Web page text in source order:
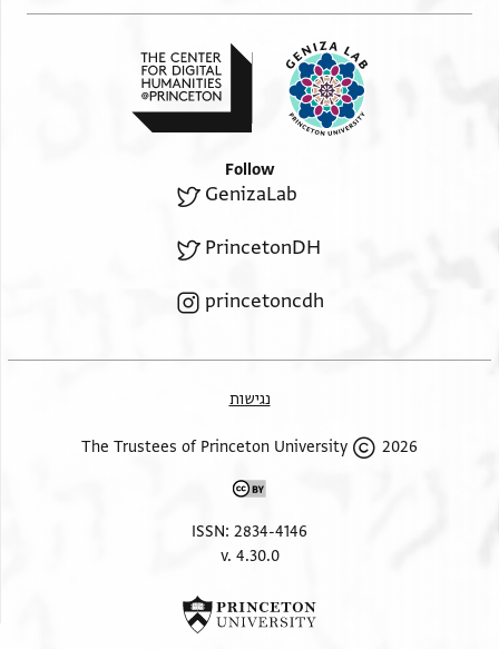
Follow
GenizaLab
PrincetonDH
princetoncdh
נגישות
2026 The Trustees of Princeton University
ISSN: 2834-4146
v. 4.30.0